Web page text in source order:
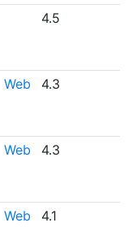
4.5
Web 4.3
Web 4.3
Web 4.1